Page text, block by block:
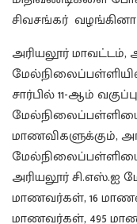
சிவசங்கர்
அரியலூர் மாவட்டம்,
சார்பில் 11-ஆம்
மாணவிகளுக்கும்,
அரியலூர் சி.எஸ்.ஐ
மாணவர்கள், 16
மாணவர்கள், 495